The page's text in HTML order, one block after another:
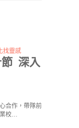
節 深入
合作，帶隊前
業校…